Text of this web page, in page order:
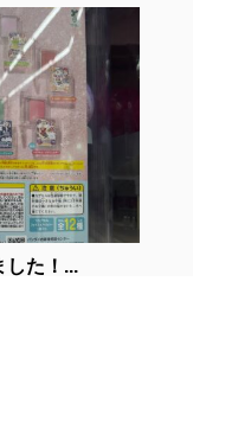
した！...